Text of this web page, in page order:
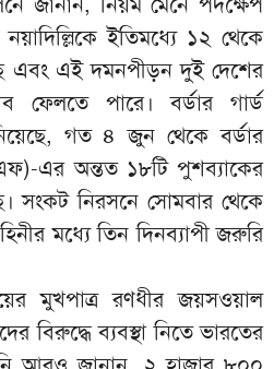
ইতিমধ্যে ১২ থেকে
এবং এই দমনপীড়ন দুই দেশের
ফেলতে পারে। বর্ডার গার্ড
গত ৪ জুন থেকে বর্ডার
এর অন্তত ১৮টি পুশব্যাকের
সংকট নিরসনে সোমবার থেকে
মধ্যে তিন দিনব্যাপী জরুরি
মুখপাত্র রণধীর জয়সওয়াল
বিরুদ্ধে ব্যবস্থা নিতে ভারতের